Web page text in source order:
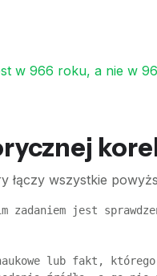
w 966 roku, a nie w
łączy wszystkie
zadaniem jest
lub fakt,